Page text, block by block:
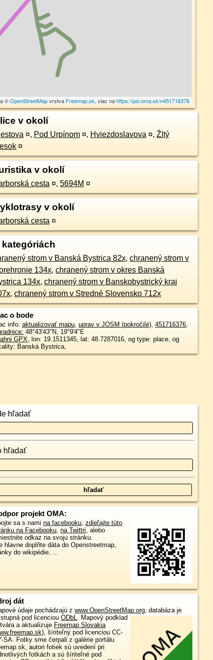
©OpenStreetMapvrstva Freemap.sk, viac nahttps://poi.oma.sk/n451716376
v okolí
¤, Pod Urpínom ¤, Hviezdoslavova ¤, Žltý
¤
v okolí
cesta ¤, 5694M ¤
v okolí
cesta ¤
kategóriách
strom v Banská Bystrica 82x, chranený strom v
134x, chranený strom v okres Banská
134x, chranený strom v Banskobystrický kraj
, chranený strom v Stredné Slovensko 712x
o bode
info: aktualizovať mapu, uprav v JOSM (pokročilé), 451716376,
48°43'43"N, 19°9'4"E
GPX, lon: 19.1511345, lat: 48.7287016, og type: place, og
Banská Bystrica,
hľadať
hľadať
projekt OMA:
sa s nami na facebooku, zdieľajte túto
na Facebooku, na Twittri, alebo
odkaz na svoju stránku.
hlavne doplňte dáta do Openstreetmap,
do wikipédie, ...
dát
údaje pochádzajú z www.OpenStreetMap.org, databáza je
pod licenciou ODbL. Mapový podklad
a aktualizuje Freemap Slovakia
, šíriteľný pod licenciou CC-
SA. Fotky sme čerpali z galérie portálu
autori fotiek sú uvedení pri
fotkách a sú šíriteľné pod